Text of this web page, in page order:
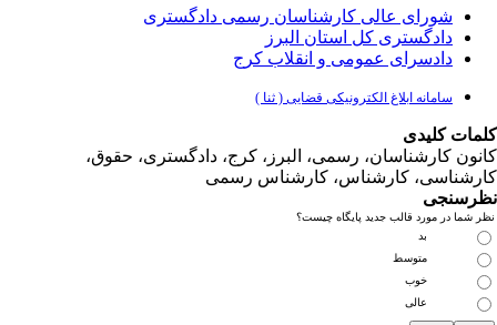
شورای عالی کارشناسان رسمی دادگستری
دادگستری کل استان البرز
دادسرای عمومی و انقلاب کرج
سامانه ابلاغ الکترونیکی قضایی ( ثنا )
کلیدی
کارشناسان، رسمی، البرز، کرج، دادگستری، حقوق،
کارشناس، کارشناس رسمی
شما در مورد قالب جدید پایگاه چیست؟
متوسط
خوب
عالی